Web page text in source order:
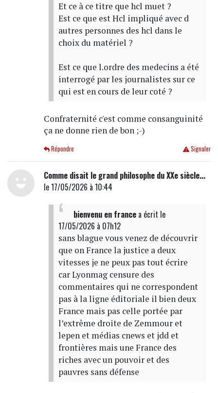
Et ce à ce titre que hcl muet ?
Est ce que est Hcl impliqué avec d
autres personnes des hcl dans le
choix du matériel ?
Est ce que l.ordre des medecins a été
interrogé par les journalistes sur ce
qui est en cours de leur coté ?
Confraternité c'est comme consanguinité
ça ne donne rien de bon ;-)
Signaler
Répondre
Comme disait le grand philosophe du XXe siècle...
le 17/05/2026 à 10:44
bienvenu en francea écrit le
17/05/2026 à 07h12
sans blague vous venez de découvrir
que on France la justice a deux
vitesses je ne peux pas tout écrire
car Lyonmag censure des
commentaires qui ne correspondent
pas à la ligne éditoriale il bien deux
France mais pas celle portée par
l’extrême droite de Zemmour et
lepen et médias cnews et jdd et
frontières mais une France des
riches avec un pouvoir et des
pauvres sans défense